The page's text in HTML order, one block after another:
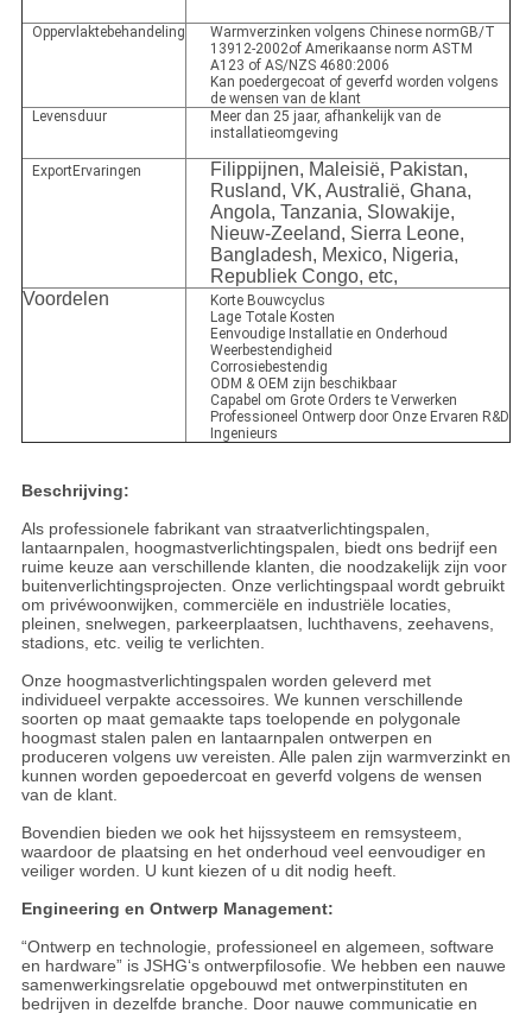
Oppervlaktebehandeling
Warmverzinken volgens Chinese normGB/T
13912-2002of Amerikaanse norm ASTM
A123 of AS/NZS 4680:2006
Kan poedergecoat of geverfd worden volgens
de wensen van de klant
Levensduur
Meer dan 25 jaar, afhankelijk van de
installatieomgeving
ExportErvaringen
Filippijnen, Maleisië, Pakistan,
Rusland, VK, Australië, Ghana,
Angola, Tanzania, Slowakije,
Nieuw-Zeeland, Sierra Leone,
Bangladesh, Mexico, Nigeria,
Republiek Congo, etc,
Voordelen
Korte Bouwcyclus
Lage Totale Kosten
Eenvoudige Installatie en Onderhoud
Weerbestendigheid
Corrosiebestendig
ODM & OEM zijn beschikbaar
Capabel om Grote Orders te Verwerken
Professioneel Ontwerp door Onze Ervaren R&D
Ingenieurs
Beschrijving:
Als professionele fabrikant van straatverlichtingspalen,
lantaarnpalen, hoogmastverlichtingspalen, biedt ons bedrijf een
ruime keuze aan verschillende klanten, die noodzakelijk zijn voor
buitenverlichtingsprojecten. Onze verlichtingspaal wordt gebruikt
om privéwoonwijken, commerciële en industriële locaties,
pleinen, snelwegen, parkeerplaatsen, luchthavens, zeehavens,
stadions, etc. veilig te verlichten.
Onze hoogmastverlichtingspalen worden geleverd met
individueel verpakte accessoires. We kunnen verschillende
soorten op maat gemaakte taps toelopende en polygonale
hoogmast stalen palen en lantaarnpalen ontwerpen en
produceren volgens uw vereisten. Alle palen zijn warmverzinkt en
kunnen worden gepoedercoat en geverfd volgens de wensen
van de klant.
Bovendien bieden we ook het hijssysteem en remsysteem,
waardoor de plaatsing en het onderhoud veel eenvoudiger en
veiliger worden. U kunt kiezen of u dit nodig heeft.
Engineering en Ontwerp Management:
“Ontwerp en technologie, professioneel en algemeen, software
en hardware” is JSHG‘s ontwerpfilosofie. We hebben een nauwe
samenwerkingsrelatie opgebouwd met ontwerpinstituten en
bedrijven in dezelfde branche. Door nauwe communicatie en